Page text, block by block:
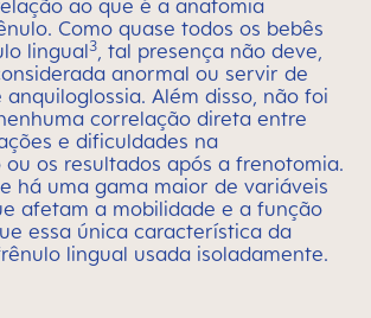
ao que é a anatomia
Como quase todos os bebês
lingual3, tal presença não deve,
anormal ou servir de
Além disso, não foi
correlação direta entre
e dificuldades na
os resultados após a frenotomia.
há uma gama maior de variáveis
afetam a mobilidade e a função
essa única característica da
lingual usada isoladamente.